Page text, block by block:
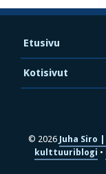
Etusivu
Kotisivut
© 2026 Juha Siro
kulttuuriblogi